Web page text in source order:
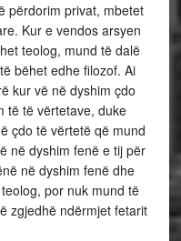
përdorim privat, mbetet
Kur e vendos arsyen
teolog, mund të dalë
bëhet edhe filozof. Ai
kur vë në dyshim çdo
të të vërtetave, duke
çdo të vërtetë që mund
në dyshim fenë e tij për
në dyshim fenë dhe
por nuk mund të
zgjedhë ndërmjet fetarit